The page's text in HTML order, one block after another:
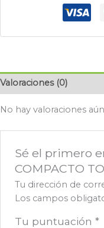
Valoraciones (0)
No hay valoraciones
Sé el primero
COMPACTO
Tu dirección de
Los campos
Tu puntuación*